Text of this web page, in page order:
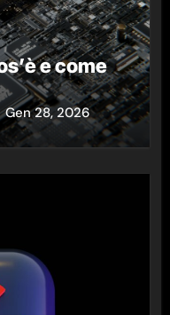
e come
Gen 28, 2026